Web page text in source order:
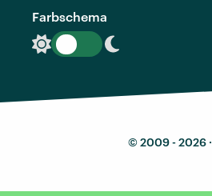
Farbschema
© 2009 - 2026 ·